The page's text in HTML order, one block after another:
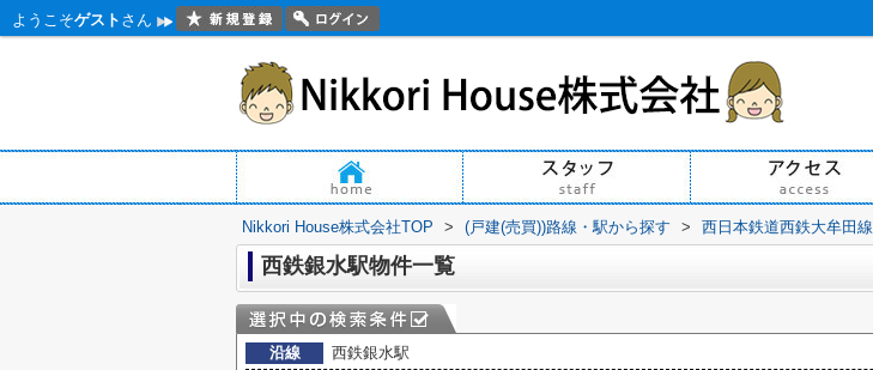
ようこそゲスト さん
Nikkori House株式会社TOP > (戸建(売買))路線・駅から探す > 西日本鉄道西鉄大牟田線
西鉄銀水駅物件一覧
沿線
西鉄銀水駅